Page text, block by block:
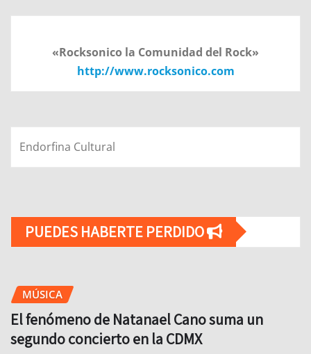
«Rocksonico la Comunidad del Rock»
http://www.rocksonico.com
Endorfina Cultural
PUEDES HABERTE PERDIDO
MÚSICA
El fenómeno de Natanael Cano suma un
segundo concierto en la CDMX